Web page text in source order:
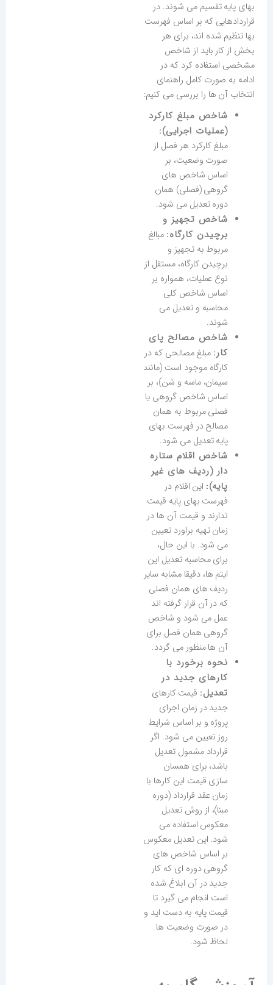
بهای پایه تقسیم می شوند. در
قراردادهایی که بر اساس فهرست
بها تنظیم شده اند، برای هر
بخش از کار باید از شاخص
مشخصی استفاده کرد که در
ادامه به صورت کامل راهنمای
انتخاب آن ها را بررسی می کنیم:
شاخص مبلغ کارکرد
(عملیات اجرایی):
مبلغ کارکرد هر فصل از
صورت وضعیت، بر
اساس شاخص های
گروهی (فصلی) همان
دوره تعدیل می شود.
شاخص تجهیز و
برچیدن کارگاه: مبالغ
مربوط به تجهیز و
برچیدن کارگاه، مستقل از
نوع عملیات، همواره بر
اساس شاخص کلی
محاسبه و تعدیل می
شوند.
شاخص مصالح پای
کار: مبلغ مصالحی که در
کارگاه موجود است (مانند
سیمان، ماسه و شن)، بر
اساس شاخص گروهی یا
فصلی مربوط به همان
مصالح در فهرست بهای
پایه تعدیل می شود.
شاخص اقلام ستاره
دار (ردیف های غیر
پایه): این اقلام در
فهرست بهای پایه قیمت
ندارند و قیمت آن ها در
زمان تهیه براورد تعیین
می شود. با این حال،
برای محاسبه تعدیل این
ایتم ها، دقیقا مشابه سایر
ردیف های همان فصلی
که در آن قرار گرفته اند
عمل می شود و شاخص
گروهی همان فصل برای
آن ها منظور می گردد.
نحوه برخورد با
کارهای جدید در
تعدیل: قیمت کارهای
جدید در زمان اجرای
پروژه و بر اساس شرایط
روز تعیین می شود. اگر
قرارداد مشمول تعدیل
باشد، برای همسان
سازی قیمت این کارها با
زمان عقد قرارداد (دوره
مبنا)، از روش تعدیل
معکوس استفاده می
شود. این تعدیل معکوس
بر اساس شاخص های
گروهی دوره ای که کار
جدید در آن ابلاغ شده
است انجام می گیرد تا
قیمت پایه به دست اید و
در صورت وضعیت ها
لحاظ شود.